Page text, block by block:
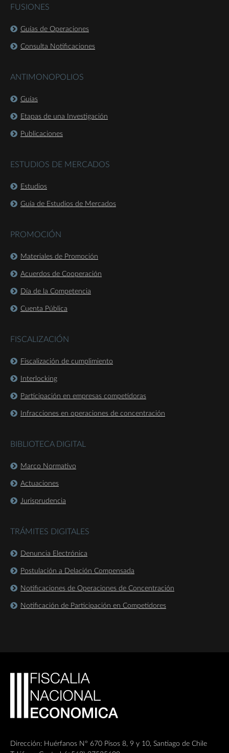
FUSIONES
Guías de Operaciones
Consulta Notificaciones
ANTIMONOPOLIOS
Guías
Etapas de una Investigación
Publicaciones
ESTUDIOS DE MERCADOS
Estudios
Guía de Estudios de Mercados
PROMOCIÓN
Materiales de Promoción
Acuerdos de Cooperación
Día de la Competencia
Cuenta Pública
FISCALIZACIÓN
Fiscalización de cumplimiento
Interlocking
Participación en empresas competidoras
Infracciones en operaciones de concentración
BIBLIOTECA DIGITAL
Marco Normativo
Actuaciones
Jurisprudencia
TRÁMITES DIGITALES
Denuncia Electrónica
Postulación a Delación Compensada
Notificaciones de Operaciones de Concentración
Notificación de Participación en Competidores
Dirección: Huérfanos Nº 670 Pisos 8, 9 y 10, Santiago de Chile